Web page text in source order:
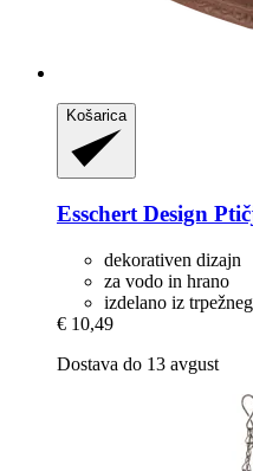
Košarica
Esschert Design
dekorativen dizajn
za vodo in hrano
izdelano iz
€ 10,49
Dostava do 13 avgust